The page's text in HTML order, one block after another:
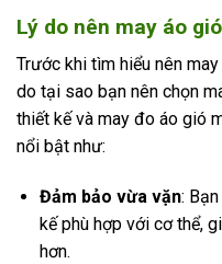
Lý do nên may áo
Trước khi tìm hiểu nên
do tại sao bạn nên chọn
thiết kế và may đo áo gió
nổi bật như:
Đảm bảo vừa vặn:
kế phù hợp với cơ thể,
hơn.